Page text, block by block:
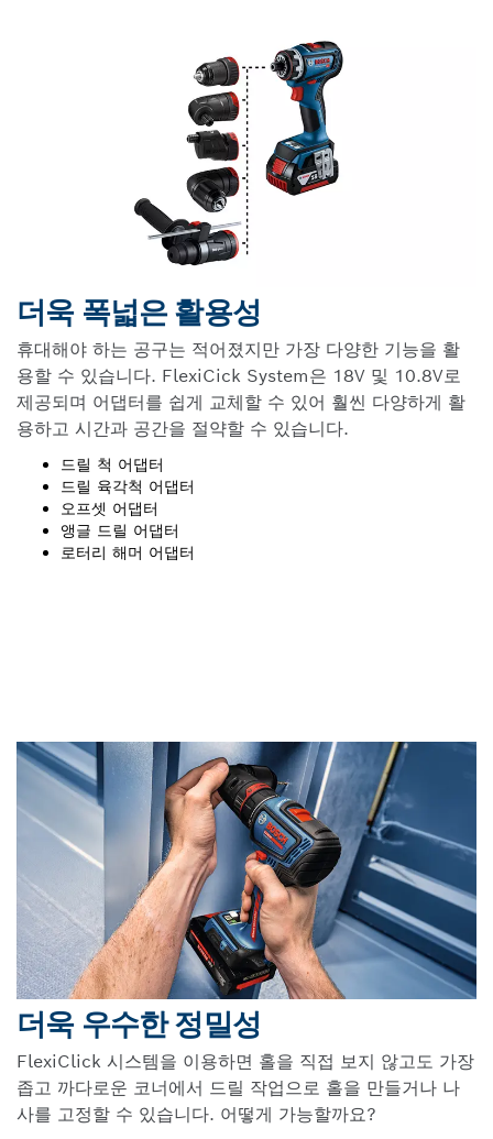
더욱 폭넓은 활용성
휴대해야 하는 공구는 적어졌지만 가장 다양한 기능을 활
용할 수 있습니다. FlexiCick System은 18V 및 10.8V로
제공되며 어댑터를 쉽게 교체할 수 있어 훨씬 다양하게 활
용하고 시간과 공간을 절약할 수 있습니다.
드릴 척 어댑터
드릴 육각척 어댑터
오프셋 어댑터
앵글 드릴 어댑터
로터리 해머 어댑터
더욱 우수한 정밀성
FlexiClick 시스템을 이용하면 홀을 직접 보지 않고도 가장
좁고 까다로운 코너에서 드릴 작업으로 홀을 만들거나 나
사를 고정할 수 있습니다. 어떻게 가능할까요?